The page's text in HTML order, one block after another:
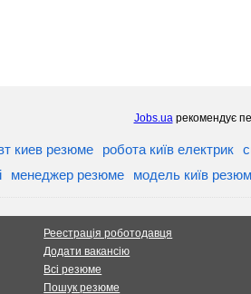
Jobs.uaрекомендує
киев резюме робота київ електрик
менеджер резюме модель київ
Реестрація роботодавця
Додати вакансію
Всі резюме
Пошук резюме